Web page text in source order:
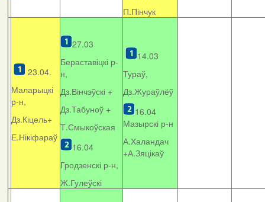
П.Пінчук
23.04.
Маларыцкі
р-н,
Дз.Кіцель+
Е.Нікіфараў
27.03
Бераставіцкі р-
н,
Дз.Вінчэўскі +
Дз.Табуноў +
Т.Смыкоўская
16.04
Гродзенскі р-н,
Ж.Гулеўскі
14.03
Тураў,
Дз.Жураўлёў
16.04
Мазырскі р-н
А.Халандач
+А.Зяцікаў